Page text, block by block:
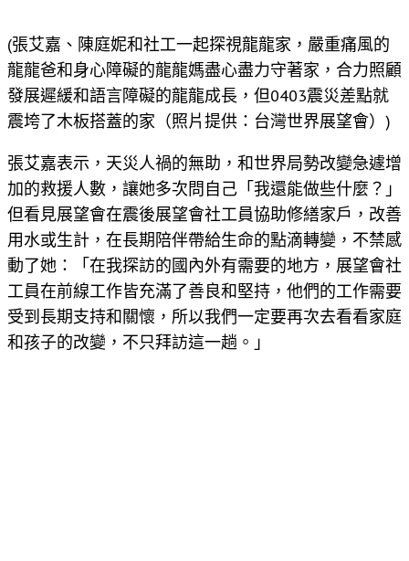
(張艾嘉、陳庭妮和社工一起探視龍龍家，嚴重痛風的
龍龍爸和身心障礙的龍龍媽盡心盡力守著家，合力照顧
發展遲緩和語言障礙的龍龍成長，但0403震災差點就
震垮了木板搭蓋的家（照片提供：台灣世界展望會）)
張艾嘉表示，天災人禍的無助，和世界局勢改變急遽增
加的救援人數，讓她多次問自己「我還能做些什麼？」
但看見展望會在震後展望會社工員協助修繕家戶，改善
用水或生計，在長期陪伴帶給生命的點滴轉變，不禁感
動了她：「在我探訪的國內外有需要的地方，展望會社
工員在前線工作皆充滿了善良和堅持，他們的工作需要
受到長期支持和關懷，所以我們一定要再次去看看家庭
和孩子的改變，不只拜訪這一趟。」